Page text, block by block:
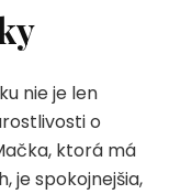
nie je len
o
ktorá má
je spokojnejšia,